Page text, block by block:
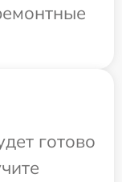
готово